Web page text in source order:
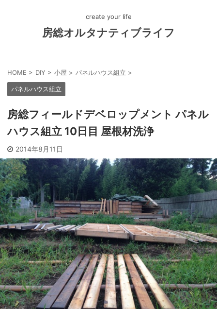
create your life
房総オルタナティブライフ
HOME > DIY > 小屋 > パネルハウス組立 >
パネルハウス組立
房総フィールドデベロップメント パネル
ハウス組立 10日目 屋根材洗浄
2014年8月11日